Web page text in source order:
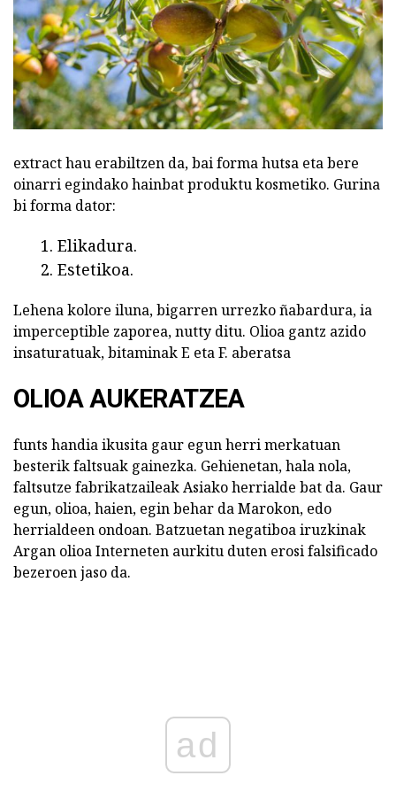
extract hau erabiltzen da, bai forma hutsa eta bere
oinarri egindako hainbat produktu kosmetiko. Gurina
bi forma dator:
Elikadura.
Estetikoa.
Lehena kolore iluna, bigarren urrezko ñabardura, ia
imperceptible zaporea, nutty ditu. Olioa gantz azido
insaturatuak, bitaminak E eta F. aberatsa
OLIOA AUKERATZEA
funts handia ikusita gaur egun herri merkatuan
besterik faltsuak gainezka. Gehienetan, hala nola,
faltsutze fabrikatzaileak Asiako herrialde bat da. Gaur
egun, olioa, haien, egin behar da Marokon, edo
herrialdeen ondoan. Batzuetan negatiboa iruzkinak
Argan olioa Interneten aurkitu duten erosi falsificado
bezeroen jaso da.
ad